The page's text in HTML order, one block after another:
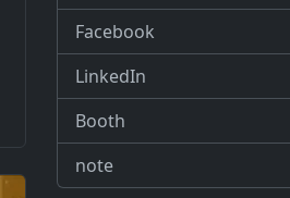
Facebook
LinkedIn
Booth
note